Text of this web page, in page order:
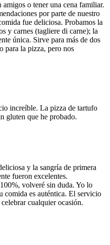
o tener una cena familiar.
por parte de nuestro
fue deliciosa. Probamos la
y carnes (tagliere di carne); la
única. Sirve para más de dos
para la pizza, pero nos
increíble. La pizza de tartufo
gluten que he probado.
y la sangría de primera
fueron excelentes.
volveré sin duda. Yo lo
comida es auténtica. El servicio
cualquier ocasión.